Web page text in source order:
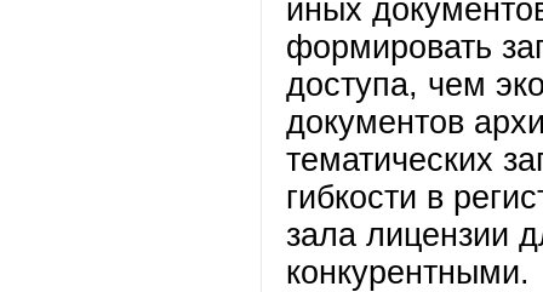
иных
формировать
доступа, чем
документов
тематических
гибкости в
зала лицензии
конкурентными.